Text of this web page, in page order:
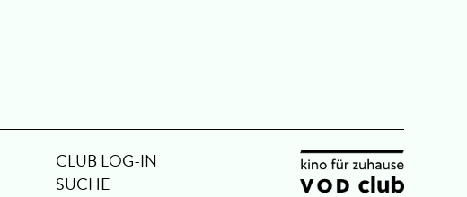
CLUB LOG-IN
SUCHE